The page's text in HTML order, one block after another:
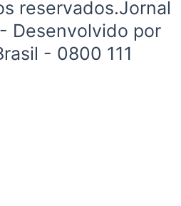
reservados.Jornal
Desenvolvido por
- 0800 111